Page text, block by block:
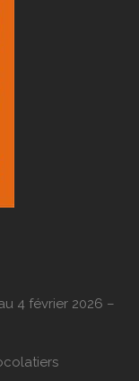
4 février 2026 –